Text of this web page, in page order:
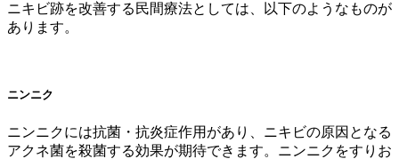
ニキビ跡を改善する民間療法としては、以下のようなものが
あります。
ニンニク
ニンニクには抗菌・抗炎症作用があり、ニキビの原因となる
アクネ菌を殺菌する効果が期待できます。ニンニクをすりお